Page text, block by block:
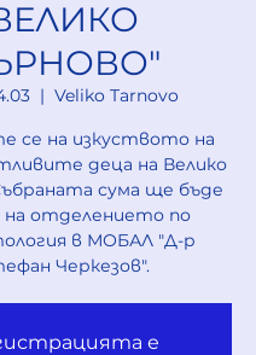
  |
Veliko Tarnovo
се на изкуството на
деца на Велико
сума ще бъде
на отделението по
в МОБАЛ "Д-р
Черкезов".
е